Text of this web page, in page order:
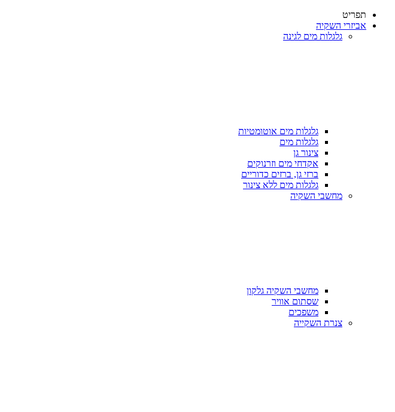
תפריט
אביזרי השקיה
גלגלות מים לגינה
גלגלות מים אוטומטיות
גלגלות מים
צינור גן
אקדחי מים וזרנוקים
ברזי גן, ברזים כדוריים
גלגלות מים ללא צינור
מחשבי השקיה
מחשבי השקיה גלקון
שסתום אוויר
משפכים
צנרת השקייה